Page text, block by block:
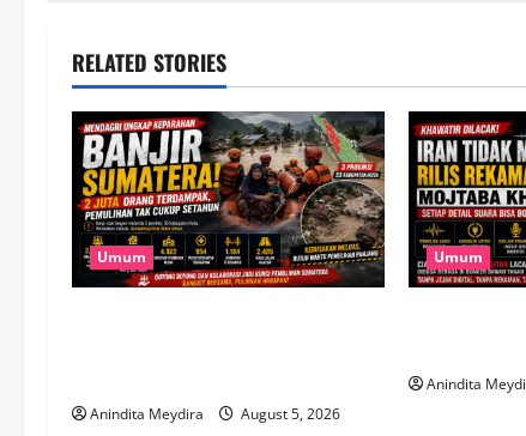
n
a
v
i
g
a
i
RELATED STORIES
Umum
Anindita Meydira August 5, 2026
Umum
Anindita